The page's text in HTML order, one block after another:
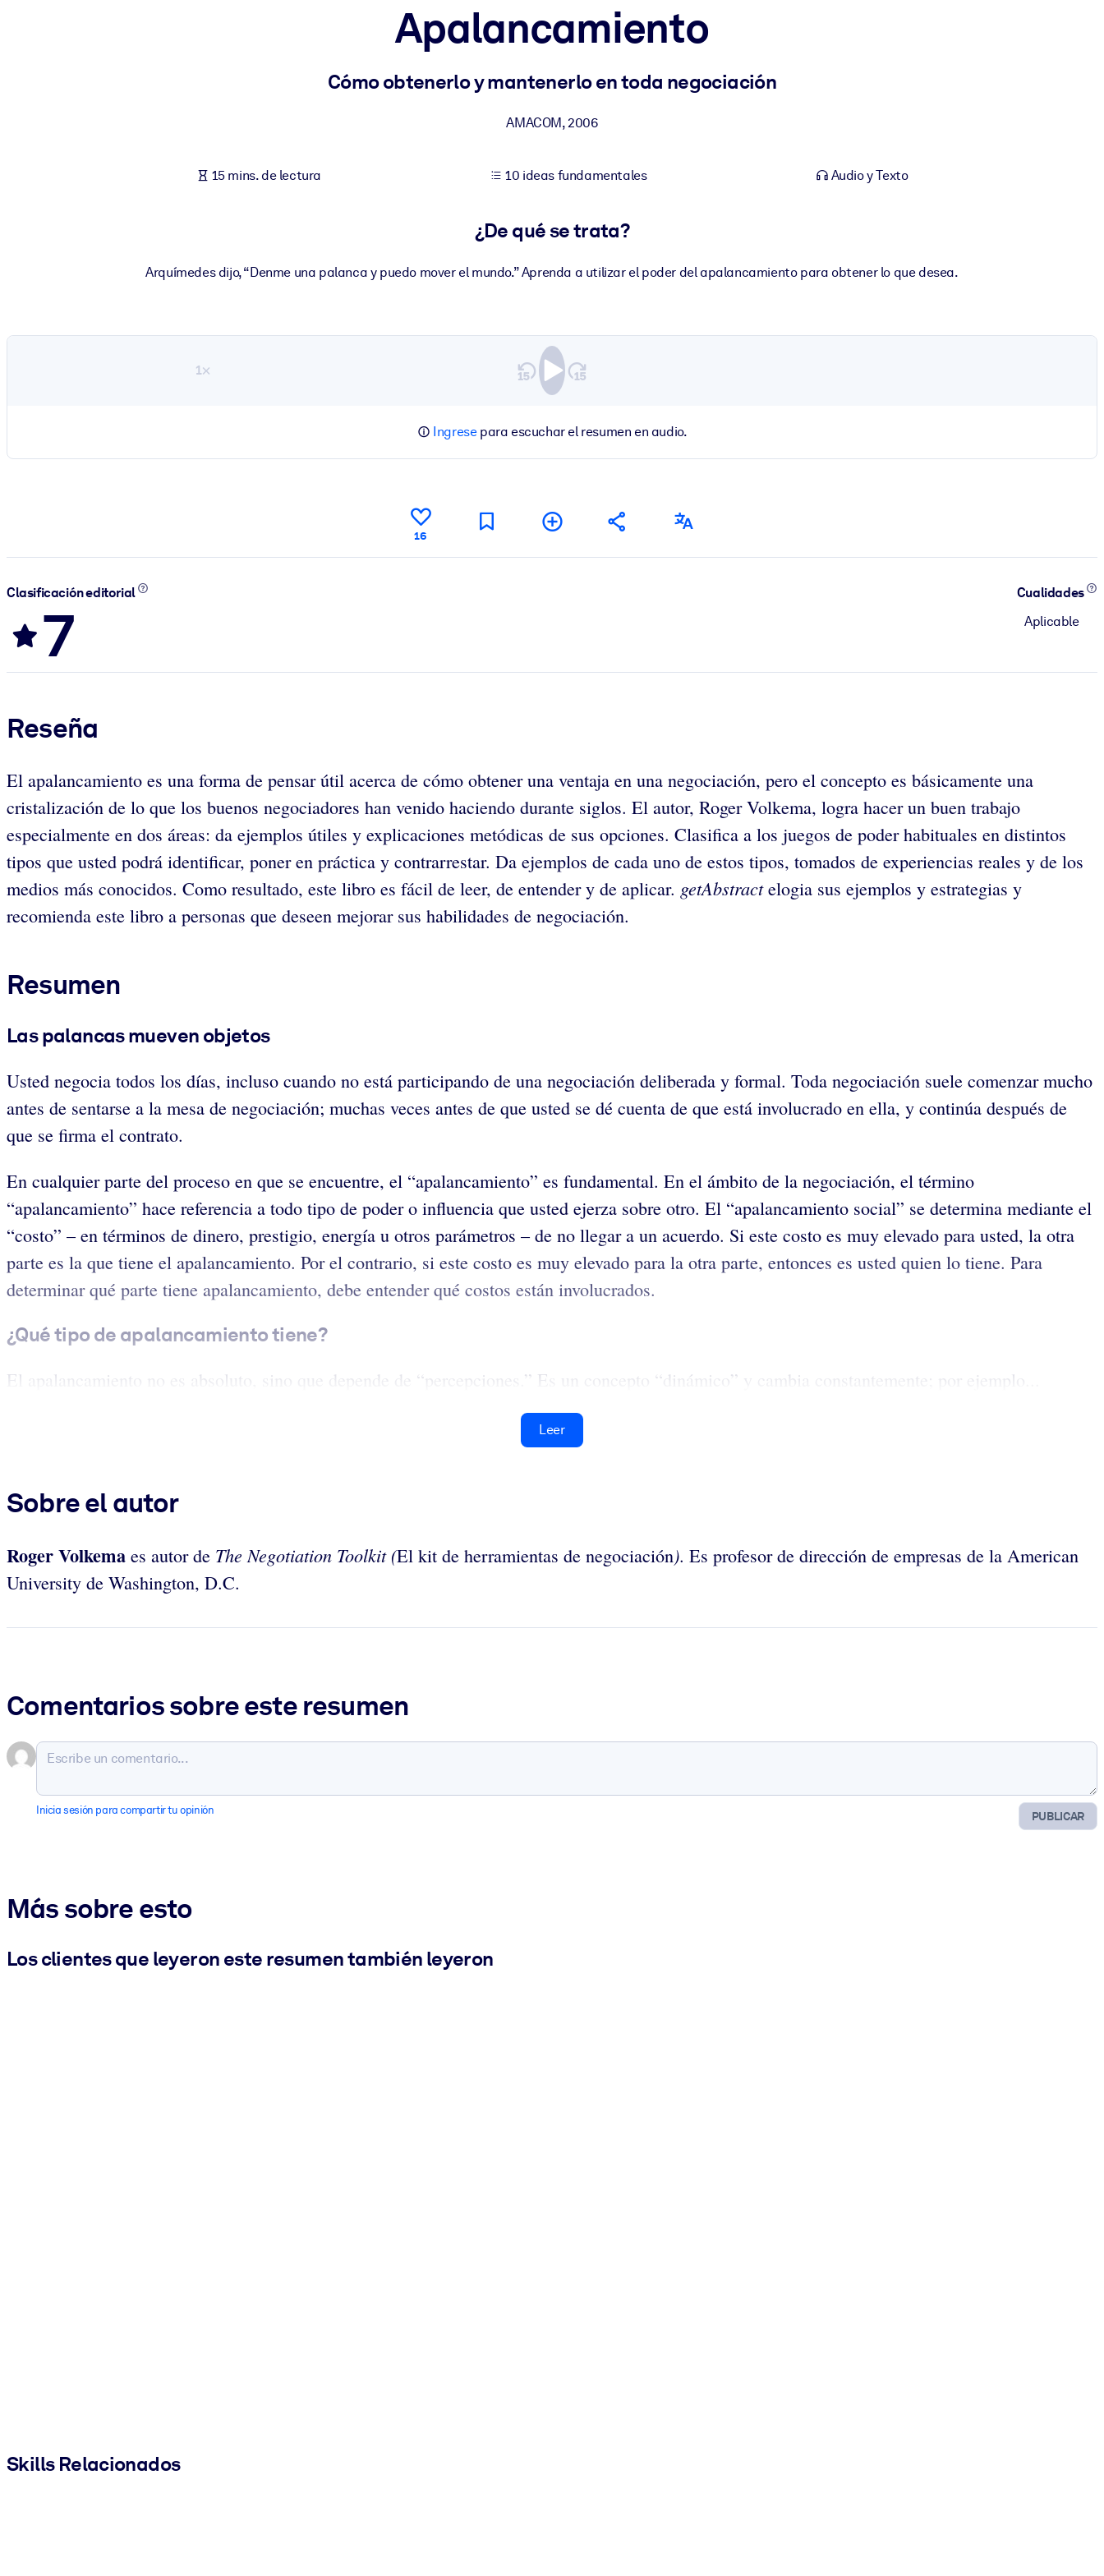
Enriquezca su biblioteca corporativa con conocimientos empresariales confiables y listos para usar.
Alimente sus sistemas de IA con conocimientos fiables y estructurados para mejorar los resultados.
Apalancamiento
Cómo obtenerlo y mantenerlo en toda negociación
AMACOM,2006
15 mins. de lectura 10 ideas fundamentales Audio y Texto
¿De qué se trata?
Arquímedes dijo, “Denme una palanca y puedo mover el mundo.” Aprenda a utilizar el poder del apalancamiento para obtener lo que desea.
1×
Ingresepara escuchar el resumen en audio.
16
Clasificación editorial
7
Cualidades
Aplicable
Reseña
El apalancamiento es una forma de pensar útil acerca de cómo obtener una ventaja en una negociación, pero el concepto es básicamente una
cristalización de lo que los buenos negociadores han venido haciendo durante siglos. El autor, Roger Volkema, logra hacer un buen trabajo
especialmente en dos áreas: da ejemplos útiles y explicaciones metódicas de sus opciones. Clasifica a los juegos de poder habituales en distintos
tipos que usted podrá identificar, poner en práctica y contrarrestar. Da ejemplos de cada uno de estos tipos, tomados de experiencias reales y de los
medios más conocidos. Como resultado, este libro es fácil de leer, de entender y de aplicar. getAbstractelogia sus ejemplos y estrategias y
recomienda este libro a personas que deseen mejorar sus habilidades de negociación.
Resumen
Las palancas mueven objetos
Usted negocia todos los días, incluso cuando no está participando de una negociación deliberada y formal. Toda negociación suele comenzar mucho
antes de sentarse a la mesa de negociación; muchas veces antes de que usted se dé cuenta de que está involucrado en ella, y continúa después de
que se firma el contrato.
En cualquier parte del proceso en que se encuentre, el “apalancamiento” es fundamental. En el ámbito de la negociación, el término
“apalancamiento” hace referencia a todo tipo de poder o influencia que usted ejerza sobre otro. El “apalancamiento social” se determina mediante el
“costo” – en términos de dinero, prestigio, energía u otros parámetros – de no llegar a un acuerdo. Si este costo es muy elevado para usted, la otra
parte es la que tiene el apalancamiento. Por el contrario, si este costo es muy elevado para la otra parte, entonces es usted quien lo tiene. Para
determinar qué parte tiene apalancamiento, debe entender qué costos están involucrados.
¿Qué tipo de apalancamiento tiene?
El apalancamiento no es absoluto, sino que depende de “percepciones.” Es un concepto “dinámico” y cambia constantemente; por ejemplo...
Leer
Sobre el autor
Roger Volkema es autor de The Negotiation Toolkit (El kit de herramientas de negociación). Es profesor de dirección de empresas de la American
University de Washington, D.C.
Comentarios sobre este resumen
PUBLICAR
Inicia sesión para compartir tu opinión
Más sobre esto
Los clientes que leyeron este resumen también leyeron
Skills Relacionados